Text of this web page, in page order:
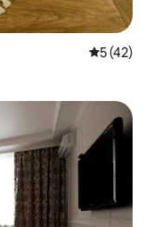
Vlerësimi
5 (42)